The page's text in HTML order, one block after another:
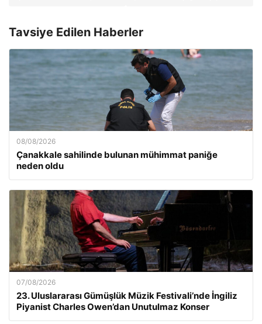
Tavsiye Edilen Haberler
08/08/2026
Çanakkale sahilinde bulunan mühimmat paniğe
neden oldu
07/08/2026
23. Uluslararası Gümüşlük Müzik Festivali’nde İngiliz
Piyanist Charles Owen’dan Unutulmaz Konser